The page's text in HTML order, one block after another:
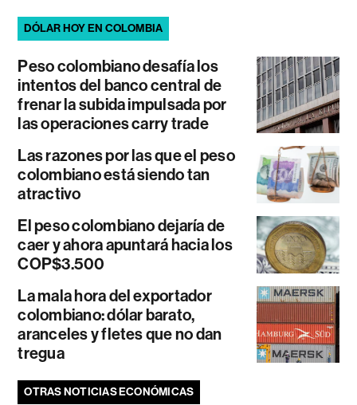
DÓLAR HOY EN COLOMBIA
Peso colombiano desafía los
intentos del banco central de
frenar la subida impulsada por
las operaciones carry trade
Las razones por las que el peso
colombiano está siendo tan
atractivo
El peso colombiano dejaría de
caer y ahora apuntará hacia los
COP$3.500
La mala hora del exportador
colombiano: dólar barato,
aranceles y fletes que no dan
tregua
OTRAS NOTICIAS ECONÓMICAS